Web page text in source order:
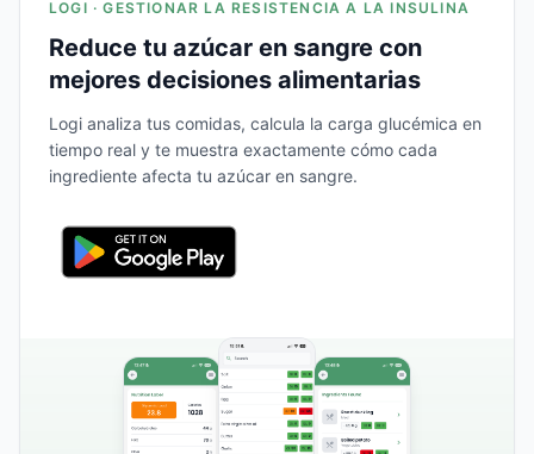
LOGI · GESTIONAR LA RESISTENCIA A LA INSULINA
Reduce tu azúcar en sangre con
mejores decisiones alimentarias
Logi analiza tus comidas, calcula la carga glucémica en
tiempo real y te muestra exactamente cómo cada
ingrediente afecta tu azúcar en sangre.